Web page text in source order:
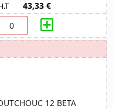
43,33 €
12 BETA